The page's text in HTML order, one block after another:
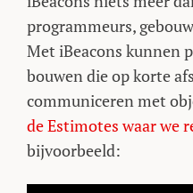
programmeurs,
Met iBeacons kunnen
bouwen die op korte
communiceren met
de Estimotes waar we
bijvoorbeeld: